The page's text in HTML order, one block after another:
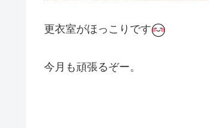
更衣室がほっこりです
今月も頑張るぞー。